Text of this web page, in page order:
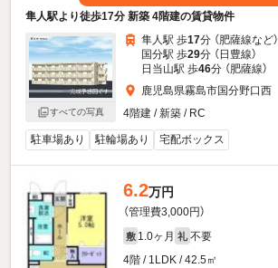
隼人駅より徒歩17分 新築 4階建の賃貸物件
すべての写真
隼人駅 歩17分 （肥薩線など）
国分駅 歩29分 （日豊線）
日当山駅 歩46分 （肥薩線）
鹿児島県霧島市国分野口西
4階建 / 新築 / RC
駐車場あり 駐輪場あり 宅配ボックス
6.2万円
（管理費3,000円）
敷 1.0ヶ月 礼 不要
4階 / 1LDK / 42.5㎡